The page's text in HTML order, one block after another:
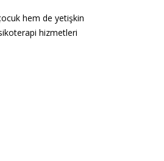
hem de yetişkin
hizmetleri